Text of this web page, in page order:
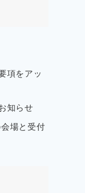
項をアッ
知らせ
場と受付